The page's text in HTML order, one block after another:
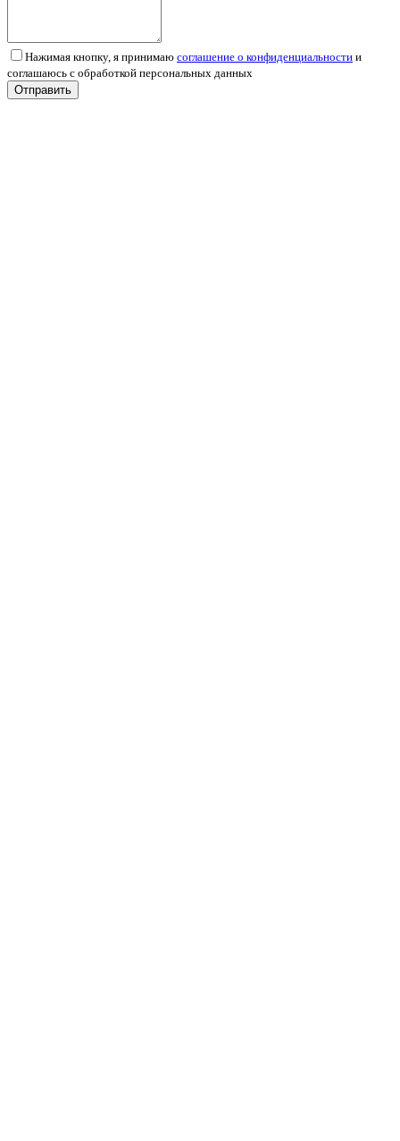
Нажимая кнопку, я принимаю соглашение о конфиденциальности и
соглашаюсь с обработкой персональных данных
Отправить